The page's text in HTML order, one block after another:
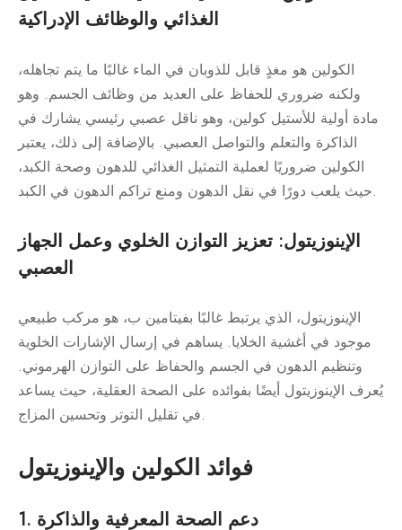
الغذائي والوظائف الإدراكية
الكولين هو مغذٍ قابل للذوبان في الماء غالبًا ما يتم تجاهله،
ولكنه ضروري للحفاظ على العديد من وظائف الجسم. وهو
مادة أولية للأستيل كولين، وهو ناقل عصبي رئيسي يشارك في
الذاكرة والتعلم والتواصل العصبي. بالإضافة إلى ذلك، يعتبر
الكولين ضروريًا لعملية التمثيل الغذائي للدهون وصحة الكبد،
حيث يلعب دورًا في نقل الدهون ومنع تراكم الدهون في الكبد.
الإينوزيتول: تعزيز التوازن الخلوي وعمل الجهاز
العصبي
الإينوزيتول، الذي يرتبط غالبًا بفيتامين ب، هو مركب طبيعي
موجود في أغشية الخلايا. يساهم في إرسال الإشارات الخلوية
وتنظيم الدهون في الجسم والحفاظ على التوازن الهرموني.
يُعرف الإينوزيتول أيضًا بفوائده على الصحة العقلية، حيث يساعد
في تقليل التوتر وتحسين المزاج.
فوائد الكولين والإينوزيتول
1. دعم الصحة المعرفية والذاكرة